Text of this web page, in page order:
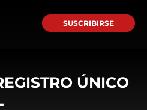
SUSCRIBIRSE
ÚNICO